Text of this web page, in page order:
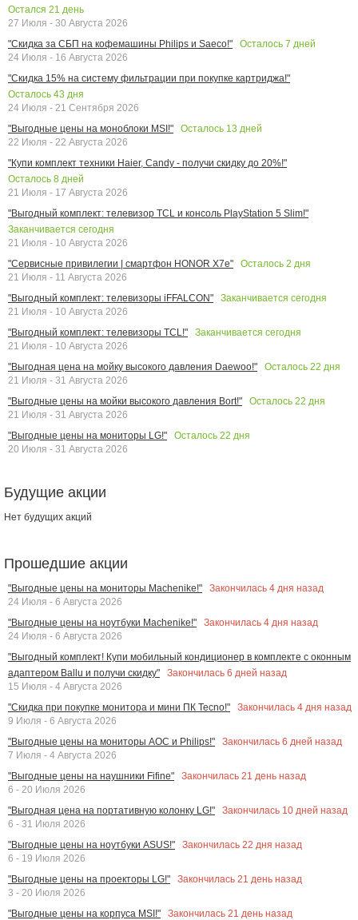
Остался 21 день
27 Июля - 30 Августа 2026
"Скидка за СБП на кофемашины Philips и Saeco!"
Осталось 7 дней
24 Июля - 16 Августа 2026
"Скидка 15% на систему фильтрации при покупке картриджа!"
Осталось 43 дня
24 Июля - 21 Сентября 2026
"Выгодные цены на моноблоки MSI!"
Осталось 13 дней
22 Июля - 22 Августа 2026
"Купи комплект техники Haier, Candy - получи скидку до 20%!"
Осталось 8 дней
21 Июля - 17 Августа 2026
"Выгодный комплект: телевизор TCL и консоль PlayStation 5 Slim!"
Заканчивается сегодня
21 Июля - 10 Августа 2026
"Сервисные привилегии | смартфон HONOR X7e"
Осталось 2 дня
21 Июля - 11 Августа 2026
"Выгодный комплект: телевизоры iFFALCON"
Заканчивается сегодня
21 Июля - 10 Августа 2026
"Выгодный комплект: телевизоры TCL!"
Заканчивается сегодня
21 Июля - 10 Августа 2026
"Выгодная цена на мойку высокого давления Daewoo!"
Осталось 22 дня
21 Июля - 31 Августа 2026
"Выгодные цены на мойки высокого давления Bort!"
Осталось 22 дня
21 Июля - 31 Августа 2026
"Выгодные цены на мониторы LG!"
Осталось 22 дня
20 Июля - 31 Августа 2026
Будущие акции
Нет будущих акций
Прошедшие акции
"Выгодные цены на мониторы Machenike!" Закончилась 4 дня назад
24 Июля - 6 Августа 2026
"Выгодные цены на ноутбуки Machenike!"
Закончилась 4 дня назад
24 Июля - 6 Августа 2026
"Выгодный комплект! Купи мобильный кондиционер в комплекте с оконным
адаптером Ballu и получи скидку"
Закончилась 6 дней назад
15 Июля - 4 Августа 2026
"Скидка при покупке монитора и мини ПК Tecno!"
Закончилась 4 дня назад
9 Июля - 6 Августа 2026
"Выгодные цены на мониторы AOC и Philips!"
Закончилась 6 дней назад
7 Июля - 4 Августа 2026
"Выгодные цены на наушники Fifine"
Закончилась 21 день назад
6 - 20 Июля 2026
"Выгодная цена на портативную колонку LG!"
Закончилась 10 дней назад
6 - 31 Июля 2026
"Выгодные цены на ноутбуки ASUS!"
Закончилась 22 дня назад
6 - 19 Июля 2026
"Выгодные цены на проекторы LG!"
Закончилась 21 день назад
3 - 20 Июля 2026
"Выгодные цены на корпуса MSI!"
Закончилась 21 день назад